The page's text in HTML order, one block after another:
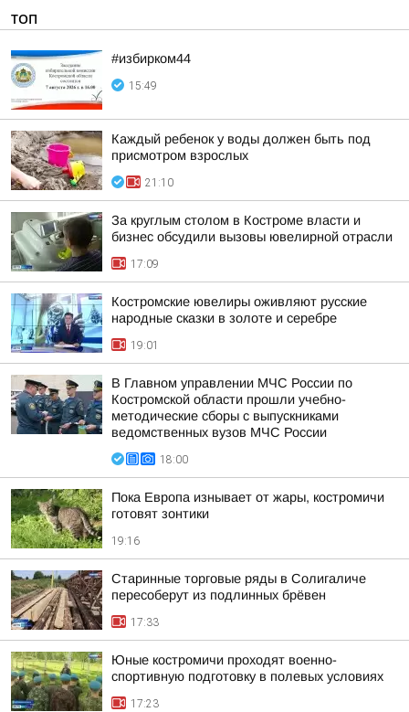
ТОП
#избирком44
15:49
Каждый ребенок у воды должен быть под
присмотром взрослых
21:10
За круглым столом в Костроме власти и
бизнес обсудили вызовы ювелирной отрасли
17:09
Костромские ювелиры оживляют русские
народные сказки в золоте и серебре
19:01
В Главном управлении МЧС России по
Костромской области прошли учебно-
методические сборы с выпускниками
ведомственных вузов МЧС России
18:00
Пока Европа изнывает от жары, костромичи
готовят зонтики
19:16
Старинные торговые ряды в Солигаличе
пересоберут из подлинных брёвен
17:33
Юные костромичи проходят военно-
спортивную подготовку в полевых условиях
17:23